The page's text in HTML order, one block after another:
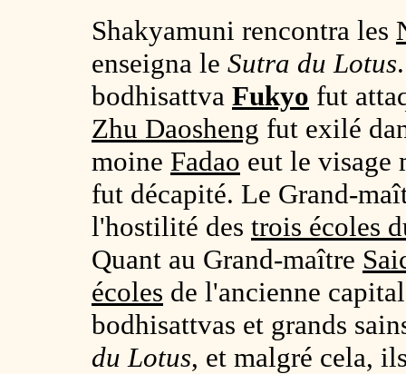
Shakyamuni rencontra les
enseigna le Sutra du Lotus
bodhisattva Fukyo fut
Zhu Daosheng fut exilé
moine Fadao eut le visage
fut décapité. Le Grand-
l'hostilité des trois écoles
Quant au Grand-maître
écoles de l'ancienne
bodhisattvas et grands
du Lotus, et malgré cela,